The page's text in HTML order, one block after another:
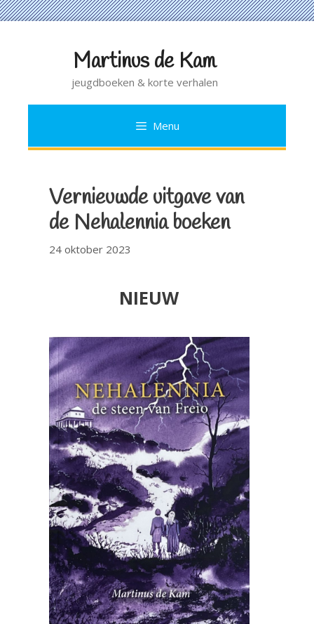
inhoud
Martinus de Kam
jeugdboeken & korte verhalen
Menu
Vernieuwde uitgave van
de Nehalennia boeken
24 oktober 2023
NIEUW